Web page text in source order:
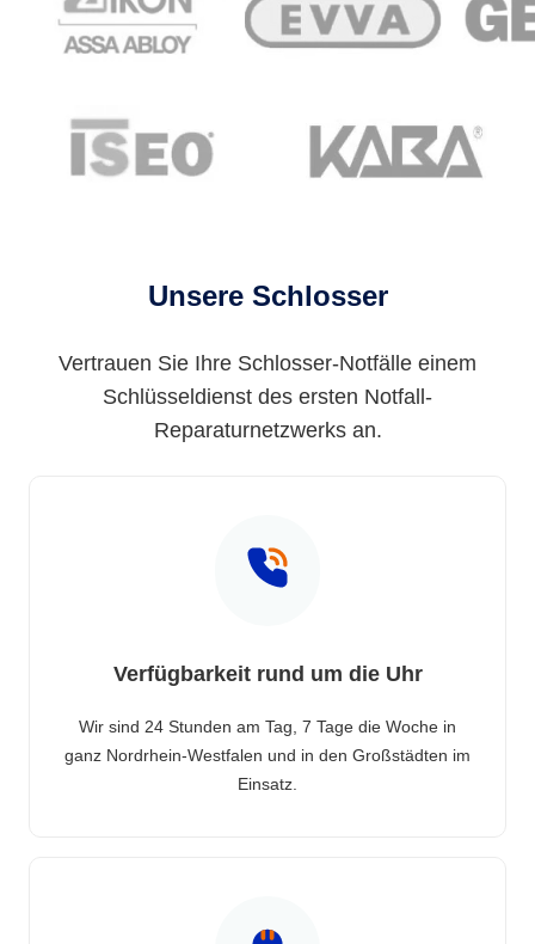
Unsere Schlosser
Vertrauen Sie Ihre Schlosser-Notfälle einem
Schlüsseldienst des ersten Notfall-
Reparaturnetzwerks an.
Verfügbarkeit rund um die Uhr
Wir sind 24 Stunden am Tag, 7 Tage die Woche in
ganz Nordrhein-Westfalen und in den Großstädten im
Einsatz.